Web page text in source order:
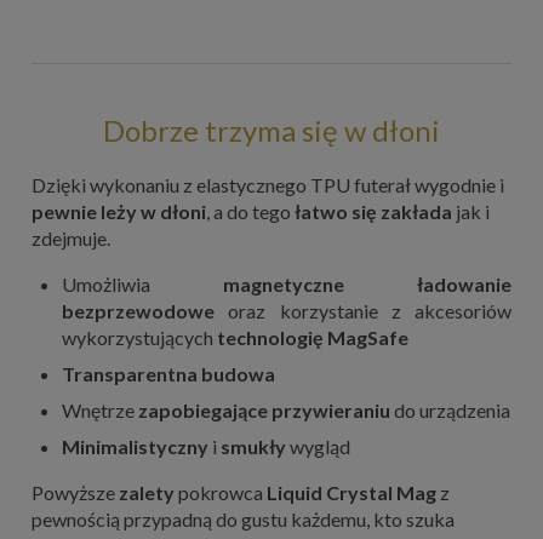
Dobrze trzyma się w dłoni
Dzięki wykonaniu z elastycznego TPU futerał wygodnie i
pewnie leży w dłoni , a do tego łatwo się zakłada jak i
zdejmuje.
Umożliwia magnetyczne ładowanie
bezprzewodowe oraz korzystanie z akcesoriów
wykorzystujących technologię MagSafe
Transparentna budowa
Wnętrze zapobiegające przywieraniu do urządzenia
Minimalistyczny i smukły wygląd
Powyższe zalety pokrowca Liquid Crystal Mag z
pewnością przypadną do gustu każdemu, kto szuka